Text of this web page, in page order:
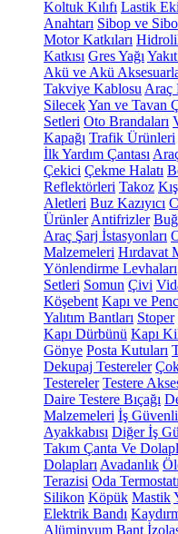
Koltuk Kılıfı Lastik
Anahtarı Sibop ve
Motor Katkıları
Katkısı Gres Yağı
Akü ve Akü
Takviye Kablosu Araç
SilecekYan ve Tavan
Setleri Oto Brandaları
Kapağı Trafik Ürünleri
İlk Yardım Çantası
Çekici Çekme Halatı
Reflektörleri Takoz
Aletleri Buz Kazıyıcı
Ürünler Antifrizler
Araç Şarj İstasyonları
Malzemeleri Hırdavat
Yönlendirme Levhaları
Setleri Somun Çivi
Köşebent Kapı ve
Yalıtım Bantları Stoper
Kapı Dürbünü Kapı
Gönye Posta Kutuları
Dekupaj Testereler
Testereler Testere
Daire Testere Bıçağı
Malzemeleri İş
Ayakkabısı Diğer İş
Takım Çanta Ve
Dolapları Avadanlık
Terazisi Oda Termostatı
Silikon Köpük Mastik
Elektrik Bandı
Alüminyum Bant